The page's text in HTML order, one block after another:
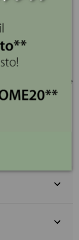
rappresenta
mentre il
Ideale
camere da
battesimi,
statuetta
eleganza e valore
da conservare
e cura dei
raffinata a